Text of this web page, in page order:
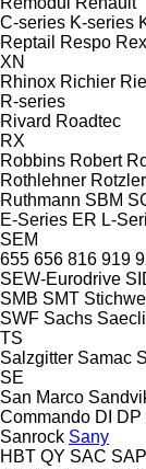
C-series K-series
Reptail
Respo Rex
XN
Rhinox Richier
R-series
Rivard Roadtec
RX
Robbins Robert
Rothlehner Rotzler
Ruthmann SBM
E-Series ER L-
SEM
655 656 816 919
SEW-Eurodrive
SMB SMT
SWF Sachs
TS
Salzgitter Samac
SE
San Marco
Commando DI DP
Sanrock Sany
HBT QY SAC SAP